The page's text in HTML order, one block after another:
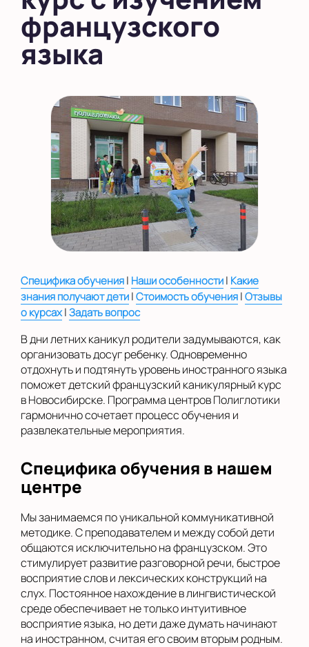
французского
языка
Специфика обучения| Наши особенности| Какие
знания получают дети|Стоимость обучения|Отзывы
о курсах|Задать вопрос
В дни летних каникул родители задумываются, как
организовать досуг ребенку. Одновременно
отдохнуть и подтянуть уровень иностранного языка
поможет детский французский каникулярный курс
в Новосибирске. Программа центров Полиглотики
гармонично сочетает процесс обучения и
развлекательные мероприятия.
Специфика обучения в нашем
центре
Мы занимаемся по уникальной коммуникативной
методике. С преподавателем и между собой дети
общаются исключительно на французском. Это
стимулирует развитие разговорной речи, быстрое
восприятие слов и лексических конструкций на
слух. Постоянное нахождение в лингвистической
среде обеспечивает не только интуитивное
восприятие языка, но дети даже думать начинают
на иностранном, считая его своим вторым родным.